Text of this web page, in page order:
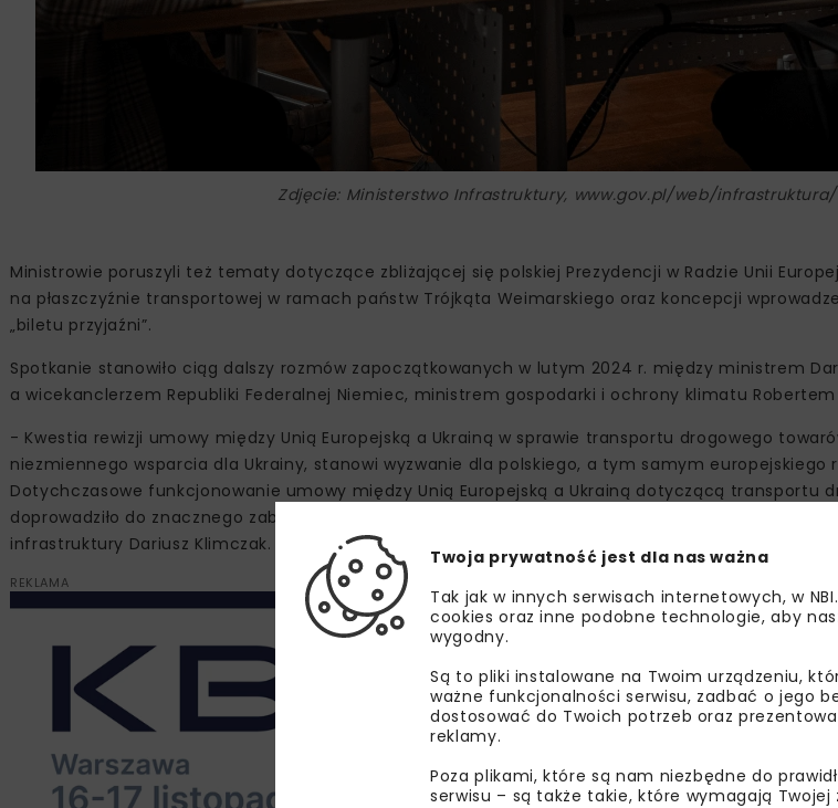
Zdjęcie: Ministerstwo Infrastruktury, www.gov.pl/web/infrastruktura/
Ministrowie poruszyli też tematy dotyczące zbliżającej się polskiej Prezydencji w Radzie Unii
na płaszczyźnie transportowej w ramach państw Trójkąta Weimarskiego oraz koncepcji
„biletu przyjaźni”.
Spotkanie stanowiło ciąg dalszy rozmów zapoczątkowanych w lutym 2024 r. między ministrem
a wicekanclerzem Republiki Federalnej Niemiec, ministrem gospodarki i ochrony klimatu
- Kwestia rewizji umowy między Unią Europejską a Ukrainą w sprawie transportu drogowego
niezmiennego wsparcia dla Ukrainy, stanowi wyzwanie dla polskiego, a tym samym europejskiego
Dotychczasowe funkcjonowanie umowy między Unią Europejską a Ukrainą dotyczącą transportu
doprowadziło do znacznego zaburzenia równowagi na rynku przewozów drogowych w naszym
infrastruktury Dariusz Klimczak.
REKLAMA
Twoja prywatność jest dla nas ważna
Tak jak w innych serwisach internetowych, w
cookies oraz inne podobne technologie, aby
wygodny.
Są to pliki instalowane na Twoim urządzeniu,
ważne funkcjonalności serwisu, zadbać o jego
dostosować do Twoich potrzeb oraz
reklamy.
Poza plikami, które są nam niezbędne do
serwisu – są także takie, które wymagają Twojej